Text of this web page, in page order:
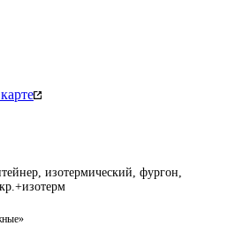
изотермический, фургон,